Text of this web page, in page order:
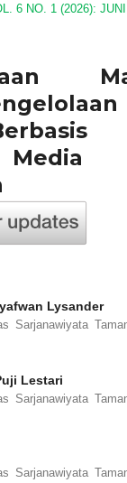
6 NO. 1 (2026): JUNI
Lysander
Sarjanawiyata
Lestari
Sarjanawiyata
Sarjanawiyata